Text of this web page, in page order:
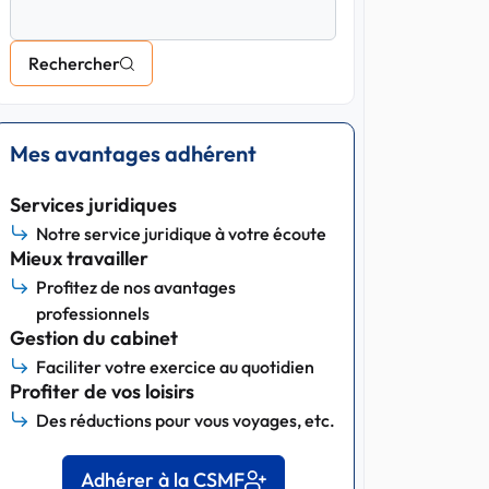
Rechercher
Mes avantages adhérent
Services juridiques
Notre service juridique à votre écoute
Mieux travailler
Profitez de nos avantages
professionnels
Gestion du cabinet
Faciliter votre exercice au quotidien
Profiter de vos loisirs
Des réductions pour vous voyages, etc.
Adhérer à la CSMF